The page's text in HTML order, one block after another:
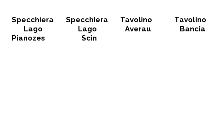
Specchiera
Lago
Pianozes
Specchiera
Lago
Scin
Tavolino
Averau
Tavolino
Bancia